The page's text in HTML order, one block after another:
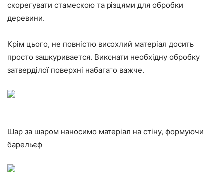
скорегувати стамескою та різцями для обробки
деревини.
Крім цього, не повністю висохлий матеріал досить
просто зашкуривается. Виконати необхідну обробку
затверділої поверхні набагато важче.
Шар за шаром наносимо матеріал на стіну, формуючи
барельєф